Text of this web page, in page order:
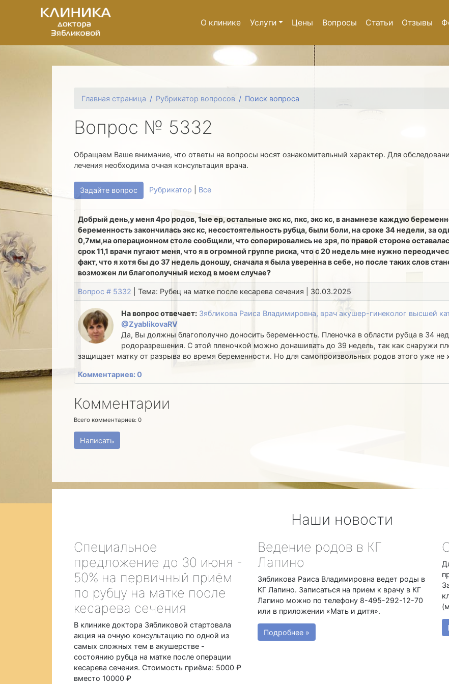
О клинике Услуги Цены Вопросы Статьи Отзывы
Главная страница Рубрикатор вопросов Поиск вопроса
Вопрос № 5332
Обращаем Ваше внимание, что ответы на вопросы носят ознакомительный характер. Для
лечения необходима очная консультация врача.
Задайте вопрос Рубрикатор Все
Добрый день,у меня 4ро родов, 1ые ер, остальные экс кс, пкс, экс кс, в анамнезе каждую
беременность закончилась экс кс, несостоятельность рубца, были боли, на сроке 34 недели, за
0,7мм,на операционном столе сообщили, что соперировались не зря, по правой стороне
срок 11,1 врачи пугают меня, что я в огромной группе риска, что с 20 недель мне нужно
факт, что я хотя бы до 37 недель доношу, сначала я была уверенна в себе, но после таких слов
возможен ли благополучный исход в моем случае?
Вопрос # 5332 | Тема: Рубец на матке после кесарева сечения | 30.03.2025
На вопрос отвечает: Зябликова Раиса Владимировна, врач акушер-гинеколог высшей
@ZyablikovaRV
Да, Вы должны благополучно доносить беременность. Пленочка в области рубца в 34
родоразрешения. С этой пленочкой можно донашивать до 39 недель, так как снаружи
защищает матку от разрыва во время беременности. Но для самопроизвольных родов этого уже не
Комментариев: 0
Комментарии
Всего комментариев:0
Написать
Наши новости
Специальное
предложение до 30 июня -
50% на первичный приём
по рубцу на матке после
кесарева сечения
В клинике доктора Зябликовой стартовала
акция на очную консультацию по одной из
самых сложных тем в акушерстве -
состоянию рубца на матке после операции
кесарева сечения. Стоимость приёма: 5000 ₽
вместо 10000 ₽
Ведение родов в КГ
Лапино
Зябликова Раиса Владимировна ведет роды в
КГ Лапино. Записаться на прием к врачу в КГ
Лапино можно по телефону 8-495-292-12-70
или в приложении «Мать и дитя».
Подробнее »